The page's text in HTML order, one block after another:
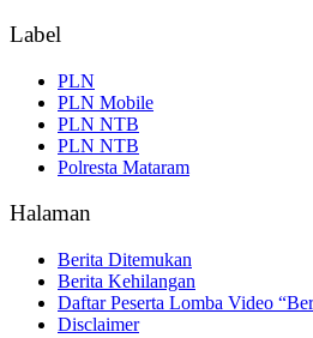
Label
PLN
PLN Mobile
PLN NTB
PLN NTB
Polresta Mataram
Halaman
Berita Ditemukan
Berita Kehilangan
Daftar Peserta Lomba Video
Disclaimer